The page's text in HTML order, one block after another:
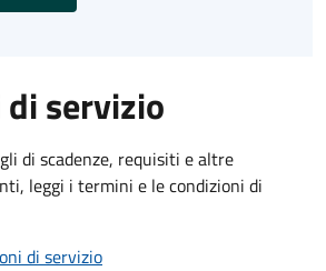
servizio
di scadenze, requisiti e altre
leggi i termini e le condizioni di
di servizio